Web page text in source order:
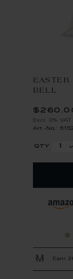
EASTER
BELL
Excl. 0% VAT
Art.-No.:
qty
Earn